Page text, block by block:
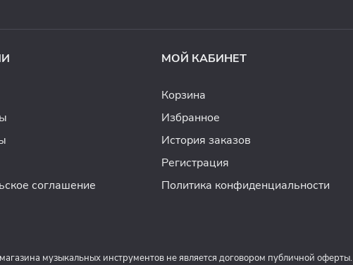
соглашение
МОЙ КАБИНЕТ
Корзина
Избранное
История заказов
Регистрация
Политика конфиденциальности
музыкальных инструментов не является договором публичной оферты.